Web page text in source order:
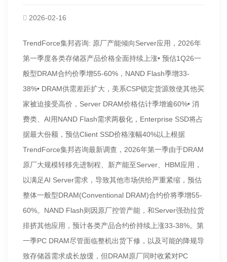
2026-02-16
TrendForce集邦咨询: 原厂产能倾向Server应用，2026年
第一季度各类存储器产品价格全面持续上涨• 预估1Q26一
般型DRAM合约价季增55-60%，NAND Flash季增33-
38%• DRAM供需差距扩大，美系CSP锁定货源致使其他买
家被迫接受高价，Server DRAM价格估计季增逾60%• 消
费类、AI用NAND Flash需求两极化，Enterprise SSD将占
据最大份额，预估Client SSD价格涨幅40%以上根据
TrendForce集邦咨询最新调查，2026年第一季由于DRAM
原厂大规模转移先进制程、新产能至Server、HBM应用，
以满足AI Server需求，导致其他市场供给严重紧缩，预估
整体一般型DRAM(Conventional DRAM)合约价将季增55-
60%。NAND Flash则因原厂控管产能，和Server强劲拉货
排挤其他应用，预计各类产品合约价持续上涨33-38%。第
一季PC DRAM尽管面临整机出货下修，以及可能的降规导
致存储器需求成长放缓，但DRAM原厂同时收紧对PC